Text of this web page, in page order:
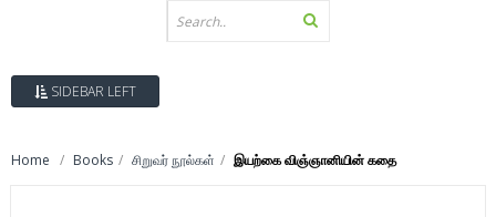
SIDEBAR LEFT
Home Books சிறுவர் நூல்கள் இயற்கை விஞ்ஞானியின் கதை